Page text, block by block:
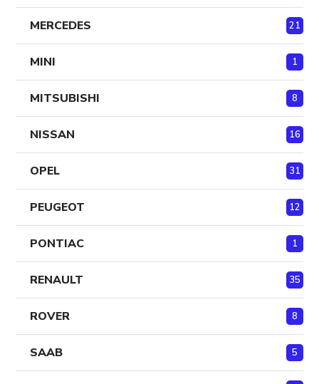
MERCEDES 21
MINI 1
MITSUBISHI 8
NISSAN 16
OPEL 31
PEUGEOT 12
PONTIAC 1
RENAULT 35
ROVER 8
SAAB 5